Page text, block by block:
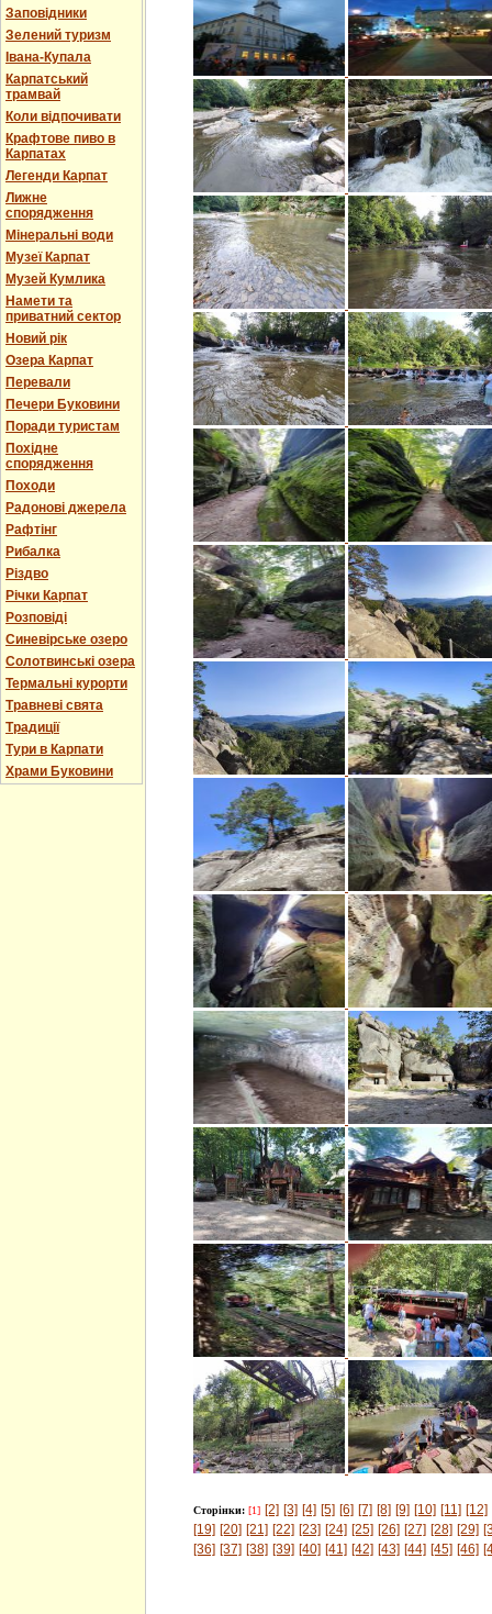
Заповідники
Зелений туризм
Івана-Купала
Карпатський
трамвай
Коли відпочивати
Крафтове пиво в
Карпатах
Легенди Карпат
Лижне
спорядження
Мінеральні води
Музеї Карпат
Музей Кумлика
Намети та
приватний сектор
Новий рік
Озера Карпат
Перевали
Печери Буковини
Поради туристам
Похідне
спорядження
Походи
Радонові джерела
Рафтінг
Рибалка
Різдво
Річки Карпат
Розповіді
Синевірське озеро
Солотвинські озера
Термальні курорти
Травневі свята
Традиції
Тури в Карпати
Храми Буковини
Сторінки: [1] [2] [3] [4] [5] [6] [7] [8] [9] [10] [11] [12]
[19] [20] [21] [22] [23] [24] [25] [26] [27] [28] [29]
[36] [37] [38] [39] [40] [41] [42] [43] [44] [45] [46]